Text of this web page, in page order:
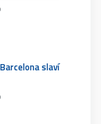
slaví